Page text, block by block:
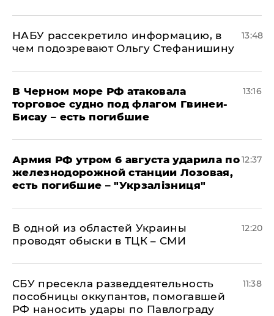
НАБУ рассекретило информацию, в
чем подозревают Ольгу Стефанишину
13:48
В Черном море РФ атаковала
торговое судно под флагом Гвинеи-
Бисау – есть погибшие
13:16
Армия РФ утром 6 августа ударила по
железнодорожной станции Лозовая,
есть погибшие – "Укрзалізниця"
12:37
В одной из областей Украины
проводят обыски в ТЦК – СМИ
12:20
СБУ пресекла разведдеятельность
пособницы оккупантов, помогавшей
РФ наносить удары по Павлограду
11:38